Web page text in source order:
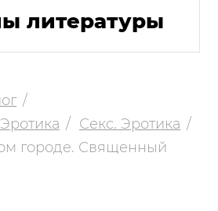
литературы
Секс. Эротика
городе. Священный